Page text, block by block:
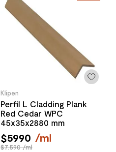
Klipen
Perfil L Cladding Plank
Red Cedar WPC
45x35x2880 mm
$5990 /ml
$7.590 /ml